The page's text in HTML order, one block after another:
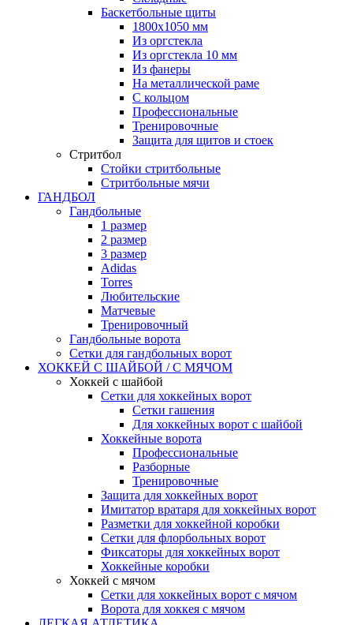
Баскетбольные щиты
1800х1050 мм
Из оргстекла
Из оргстекла 10 мм
Из фанеры
На металлической раме
С кольцом
Профессиональные
Тренировочные
Защита для щитов и стоек
Стритбол
Стойки стритбольные
Стритбольные мячи
ГАНДБОЛ
Гандбольные
1 размер
2 размер
3 размер
Adidas
Torres
Любительские
Матчевые
Тренировочный
Гандбольные ворота
Сетки для гандбольных ворот
ХОККЕЙ С ШАЙБОЙ / С МЯЧОМ
Хоккей с шайбой
Сетки для хоккейных ворот
Сетки гашения
Для хоккейных ворот с шайбой
Хоккейные ворота
Профессиональные
Разборные
Тренировочные
Защита для хоккейных ворот
Имитатор вратаря для хоккейных ворот
Разметки для хоккейной коробки
Сетки для флорбольных ворот
Фиксаторы для хоккейных ворот
Хоккейные коробки
Хоккей с мячом
Сетки для хоккейных ворот с мячом
Ворота для хоккея с мячом